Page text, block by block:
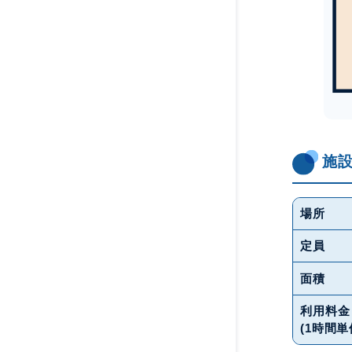
施
場所
定員
面積
利用料金
(1時間単